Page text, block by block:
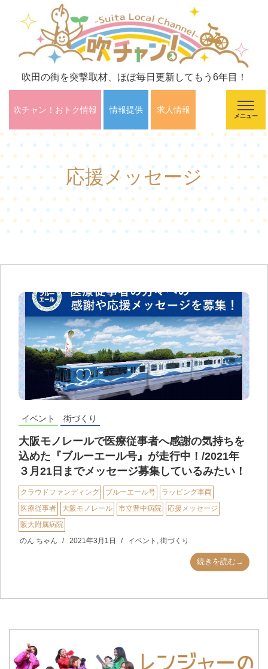
吹田の街を突撃取材、ほぼ毎日更新してもう6年目！
吹チャン！おトク情報 情報提供 求人情報
メニュー
応援メッセージ
イベント 街づくり
大阪モノレールで医療従事者へ感謝の気持ちを
込めた『ブルーエール号』が走行中！/2021年
３月21日までメッセージ募集しているみたい！
クラウドファンディング ブルーエール号
ラッピング車両
医療従事者
大阪モノレール 市立豊中病院
応援メッセージ
阪大附属病院
のん ちゃん
2021年3月1日 イベント 街づくり
続きを読む→